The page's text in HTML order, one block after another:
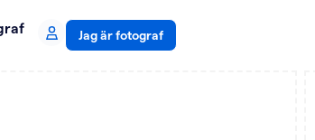
Jag är fotograf